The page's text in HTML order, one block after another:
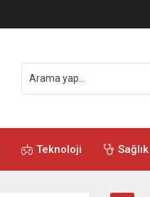
Teknoloji Sağlık